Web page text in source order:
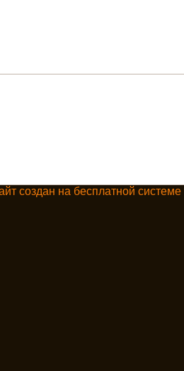
создан на бесплатной системе